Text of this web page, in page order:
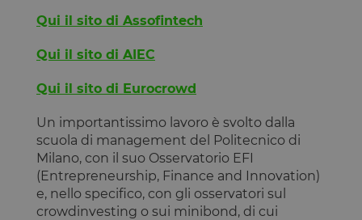
Qui il sito di Assofintech
Qui il sito di AIEC
Qui il sito di Eurocrowd
Un importantissimo lavoro è svolto dalla
scuola di management del Politecnico di
Milano, con il suo Osservatorio EFI
(Entrepreneurship, Finance and Innovation)
e, nello specifico, con gli osservatori sul
crowdinvesting o sui minibond, di cui